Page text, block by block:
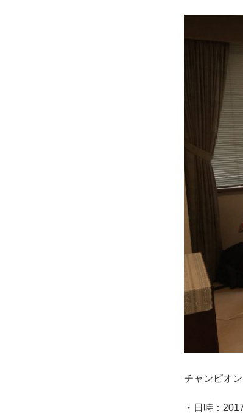
チャンピオ
・日時：